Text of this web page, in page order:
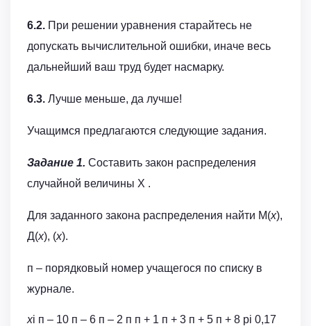
6.2. При решении уравнения старайтесь не
допускать вычислительной ошибки, иначе весь
дальнейший ваш труд будет насмарку.
6.3. Лучше меньше, да лучше!
Учащимся предлагаются следующие задания.
Задание 1. Составить закон распределения
случайной величины Х .
Для заданного закона распределения найти М(x),
Д(x), (x).
п – порядковый номер учащегося по списку в
журнале.
xi п – 10 п – 6 п – 2 п п + 1 п + 3 п + 5 п + 8 pi 0,17